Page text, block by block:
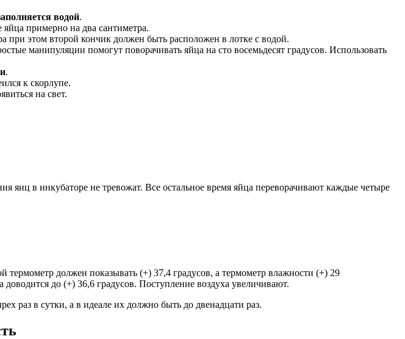
водой.
примерно на два сантиметра.
при этом второй кончик должен быть расположен в лотке с водой.
манипуляции помогут поворачивать яйца на сто восемьдесят градусов. Использовать
.
к скорлупе.
на свет.
яиц в инкубаторе не тревожат. Все остальное время яйца переворачивают каждые четыре
термометр должен показывать (+) 37,4 градусов, а термометр влажности (+) 29
доводится до (+) 36,6 градусов. Поступление воздуха увеличивают.
раз в сутки, а в идеале их должно быть до двенадцати раз.